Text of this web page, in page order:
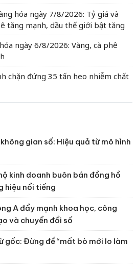
hóa ngày 7/8/2026: Tỷ giá và
tăng mạnh, dầu thế giới bật tăng
ngày 6/8/2026: Vàng, cà phê
chặn đứng 35 tấn heo nhiễm chất
gian số: Hiệu quả từ mô hình
kinh doanh buôn bán đồng hồ
hiệu nổi tiếng
A đẩy mạnh khoa học, công
và chuyển đổi số
gốc: Đừng để “mất bò mới lo làm